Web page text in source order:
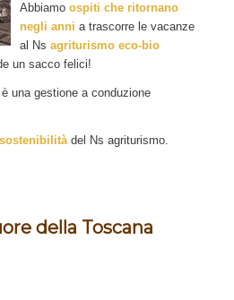
Abbiamo ospiti che ritornano
negli anni a trascorre le vacanze
al Ns agriturismo eco-bio
un sacco felici!
una gestione a conduzione
sostenibilitàdel Ns agriturismo.
della Toscana